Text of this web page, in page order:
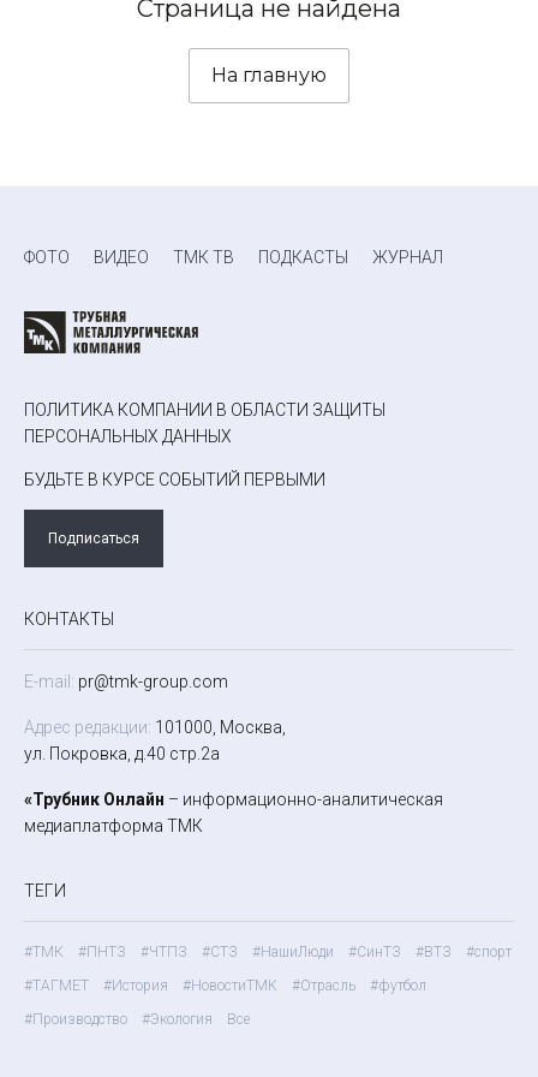
Страница не найдена
На главную
ФОТО ВИДЕО ТМК ТВ ПОДКАСТЫ ЖУРНАЛ
ПОЛИТИКА КОМПАНИИ В ОБЛАСТИ ЗАЩИТЫ
ПЕРСОНАЛЬНЫХ ДАННЫХ
БУДЬТЕ В КУРСЕ СОБЫТИЙ ПЕРВЫМИ
Подписаться
КОНТАКТЫ
E-mail: pr@tmk-group.com
Адрес редакции: 101000, Москва,
ул. Покровка, д.40 стр.2а
«Трубник Онлайн – информационно-аналитическая
медиаплатформа ТМК
ТЕГИ
#ТМК #ПНТЗ #ЧТПЗ #СТЗ #НашиЛюди #СинТЗ #ВТЗ
#спорт
#ТАГМЕТ
#История #НовостиТМК #Отрасль
#футбол
#Производство
#Экология Все